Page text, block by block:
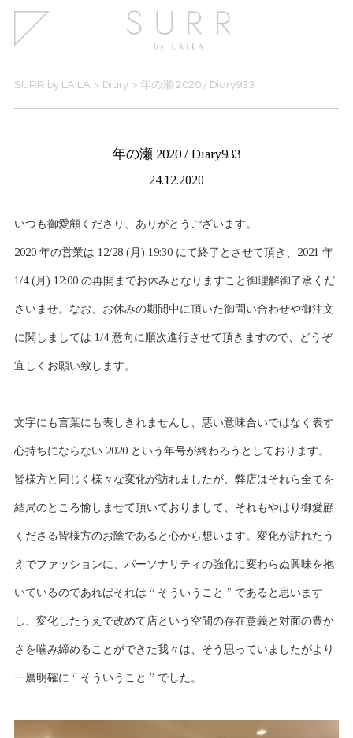
SURR by LAILA > Diary> 年の瀬 2020 / Diary933
年の瀬 2020 / Diary933
24.12.2020
いつも御愛顧くださり、ありがとうございます。
2020 年の営業は 12/28 (月) 19:30 にて終了とさせて頂き、2021 年
1/4 (月) 12:00 の再開までお休みとなりますこと御理解御了承くだ
さいませ。なお、お休みの期間中に頂いた御問い合わせや御注文
に関しましては 1/4 意向に順次進行させて頂きますので、どうぞ
宜しくお願い致します。
文字にも言葉にも表しきれませんし、悪い意味合いではなく表す
心持ちにならない 2020 という年号が終わろうとしております。
皆様方と同じく様々な変化が訪れましたが、弊店はそれら全てを
結局のところ愉しませて頂いておりまして、それもやはり御愛顧
くださる皆様方のお陰であると心から想います。変化が訪れたう
えでファッションに、パーソナリティの強化に変わらぬ興味を抱
いているのであればそれは “ そういうこと ” であると思います
し、変化したうえで改めて店という空間の存在意義と対面の豊か
さを噛み締めることができた我々は、そう思っていましたがより
一層明確に “ そういうこと ” でした。